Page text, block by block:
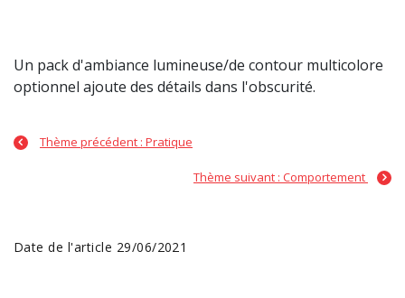
Un pack d'ambiance lumineuse/de contour multicolore
optionnel ajoute des détails dans l'obscurité.
Thème précédent : Pratique
Thème suivant : Comportement
Date de l'article 29/06/2021